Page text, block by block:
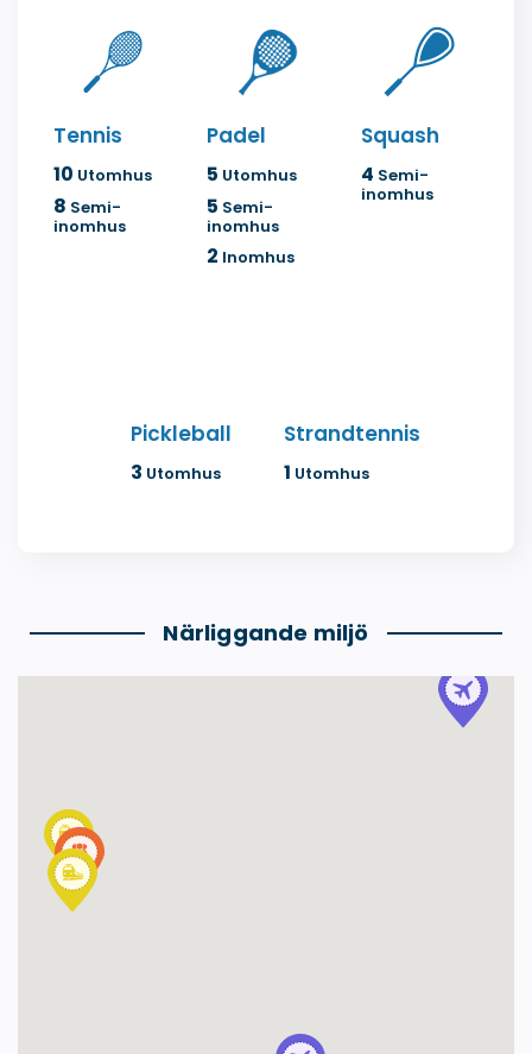
Tennis
10 Utomhus
8 Semi-
inomhus
Padel
5 Utomhus
5 Semi-
inomhus
2 Inomhus
Squash
4 Semi-
inomhus
Pickleball
3 Utomhus
Strandtennis
1 Utomhus
Närliggande miljö